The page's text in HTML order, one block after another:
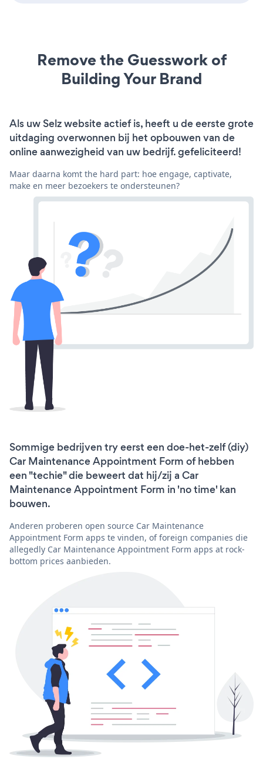
Remove the Guesswork of
Building Your Brand
Als uw Selz website actief is, heeft u de eerste grote
uitdaging overwonnen bij het opbouwen van de
online aanwezigheid van uw bedrijf. gefeliciteerd!
Maar daarna komt the hard part: hoe engage, captivate,
make en meer bezoekers te ondersteunen?
Sommige bedrijven try eerst een doe-het-zelf (diy)
Car Maintenance Appointment Form of hebben
een "techie" die beweert dat hij/zij a Car
Maintenance Appointment Form in 'no time' kan
bouwen.
Anderen proberen open source Car Maintenance
Appointment Form apps te vinden, of foreign companies die
allegedly Car Maintenance Appointment Form apps at rock-
bottom prices aanbieden.